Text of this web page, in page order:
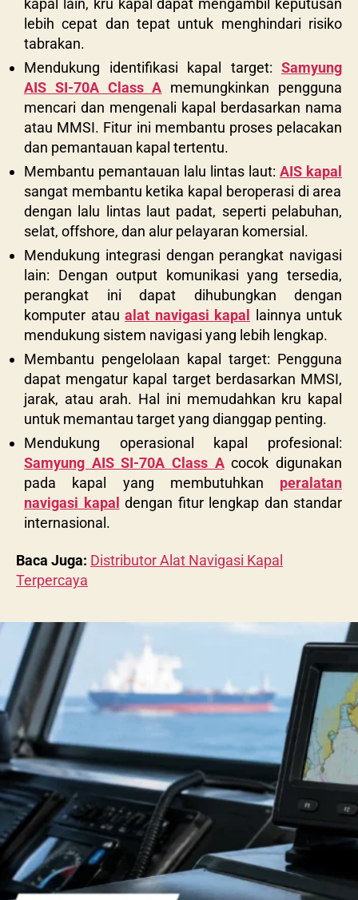
lebih cepat dan tepat untuk menghindari risiko
tabrakan.
Mendukung identifikasi kapal target: Samyung
AIS SI-70A Class A memungkinkan pengguna
mencari dan mengenali kapal berdasarkan nama
atau MMSI. Fitur ini membantu proses pelacakan
dan pemantauan kapal tertentu.
Membantu pemantauan lalu lintas laut: AIS kapal
sangat membantu ketika kapal beroperasi di area
dengan lalu lintas laut padat, seperti pelabuhan,
selat, offshore, dan alur pelayaran komersial.
Mendukung integrasi dengan perangkat navigasi
lain: Dengan output komunikasi yang tersedia,
perangkat ini dapat dihubungkan dengan
komputer atau alat navigasi kapal lainnya untuk
mendukung sistem navigasi yang lebih lengkap.
Membantu pengelolaan kapal target: Pengguna
dapat mengatur kapal target berdasarkan MMSI,
jarak, atau arah. Hal ini memudahkan kru kapal
untuk memantau target yang dianggap penting.
Mendukung operasional kapal profesional:
Samyung AIS SI-70A Class Acocok digunakan
pada kapal yang membutuhkan peralatan
navigasi kapal dengan fitur lengkap dan standar
internasional.
Baca Juga: Distributor Alat Navigasi Kapal
Terpercaya